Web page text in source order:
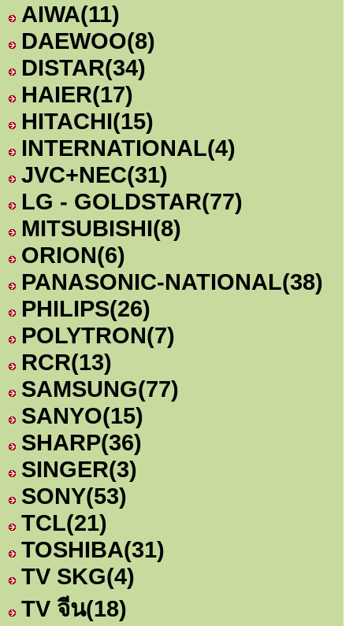
AIWA(11)
DAEWOO(8)
DISTAR(34)
HAIER(17)
HITACHI(15)
INTERNATIONAL(4)
JVC+NEC(31)
LG - GOLDSTAR(77)
MITSUBISHI(8)
ORION(6)
PANASONIC-NATIONAL(38)
PHILIPS(26)
POLYTRON(7)
RCR(13)
SAMSUNG(77)
SANYO(15)
SHARP(36)
SINGER(3)
SONY(53)
TCL(21)
TOSHIBA(31)
TV SKG(4)
TV จีน(18)